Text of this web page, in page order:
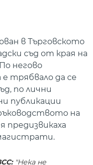
в Търговското
съд от края на
негово
е трябвало да се
по лични
публикации
на
предизвикаха
"Нека не